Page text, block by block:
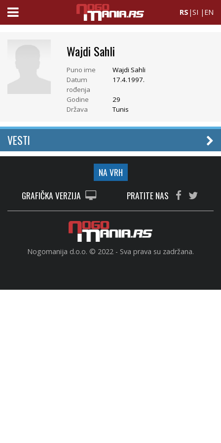
RS |SI | EN
Wajdi Sahli
Puno ime
Wajdi Sahli
Datum
rođenja
17.4.1997.
Godine
29
Država
Tunis
VESTI
NA VRH
GRAFIČKA VERZIJA
PRATITE NAS
Nogomanija d.o.o. © 2022 - Sva prava su zadržana.